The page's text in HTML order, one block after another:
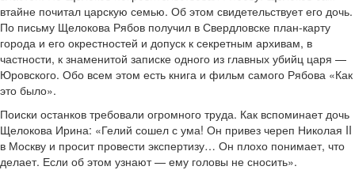
втайне почитал царскую семью. Об этом свидетельствует его дочь.
По письму Щелокова Рябов получил в Свердловске план-карту
города и его окрестностей и допуск к секретным архивам, в
частности, к знаменитой записке одного из главных убийц царя —
Юровского. Обо всем этом есть книга и фильм самого Рябова «Как
это было».
Поиски останков требовали огромного труда. Как вспоминает дочь
Щелокова Ирина: «Гелий сошел с ума! Он привез череп Николая II
в Москву и просит провести экспертизу… Он плохо понимает, что
делает. Если об этом узнают — ему головы не сносить».